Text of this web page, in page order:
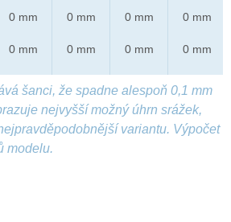
0 mm
0 mm
0 mm
0 mm
0 mm
0 mm
0 mm
0 mm
šanci, že spadne alespoň 0,1 mm
nejvyšší možný úhrn srážek,
variantu. Výpočet
modelu.